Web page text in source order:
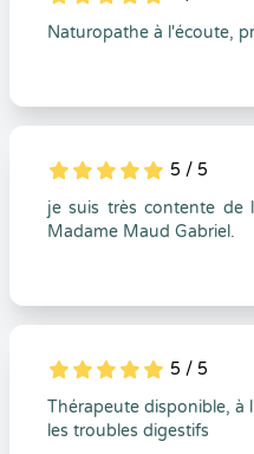
Naturopathe à l'écoute,
5
1
5
0 5 / 5
je suis très contente de
Madame Maud Gabriel.
5
1
5
0 5 / 5
Thérapeute disponible, à
les troubles digestifs